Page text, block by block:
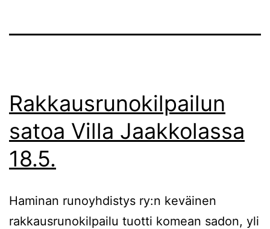
Rakkausrunokilpailun
satoa Villa Jaakkolassa
18.5.
Haminan runoyhdistys ry:n keväinen
rakkausrunokilpailu tuotti komean sadon, yli